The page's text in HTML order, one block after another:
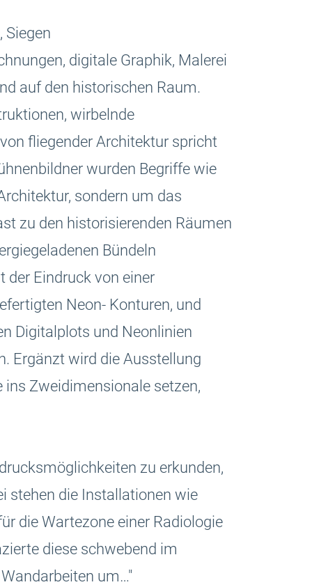
Siegen
digitale Graphik, Malerei
auf den historischen Raum.
wirbelnde
fliegender Architektur spricht
wurden Begriffe wie
sondern um das
zu den historisierenden Räumen
Bündeln
der Eindruck von einer
Neon- Konturen, und
Digitalplots und Neonlinien
Ergänzt wird die Ausstellung
ins Zweidimensionale setzen,
zu erkunden,
stehen die Installationen wie
die Wartezone einer Radiologie
diese schwebend im
um…"